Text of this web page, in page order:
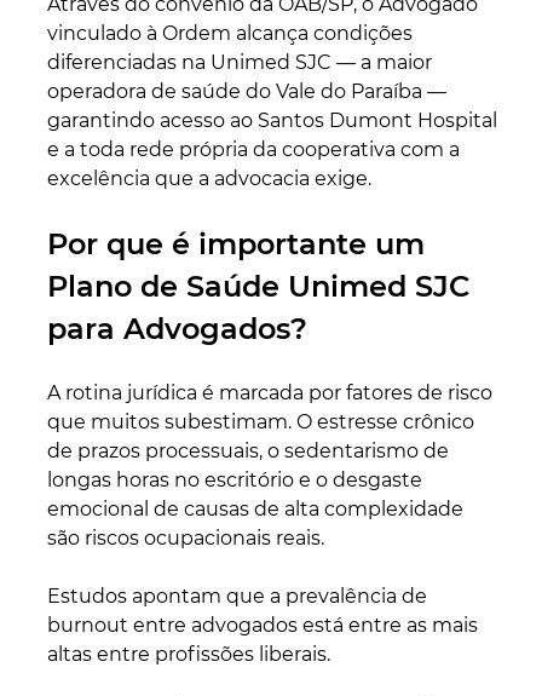
vinculado à Ordem alcança condições
diferenciadas na Unimed SJC — a maior
operadora de saúde do Vale do Paraíba —
garantindo acesso ao Santos Dumont Hospital
e a toda rede própria da cooperativa com a
excelência que a advocacia exige.
Por que é importante um
Plano de Saúde Unimed SJC
para Advogados?
A rotina jurídica é marcada por fatores de risco
que muitos subestimam. O estresse crônico
de prazos processuais, o sedentarismo de
longas horas no escritório e o desgaste
emocional de causas de alta complexidade
são riscos ocupacionais reais.
Estudos apontam que a prevalência de
burnout entre advogados está entre as mais
altas entre profissões liberais.